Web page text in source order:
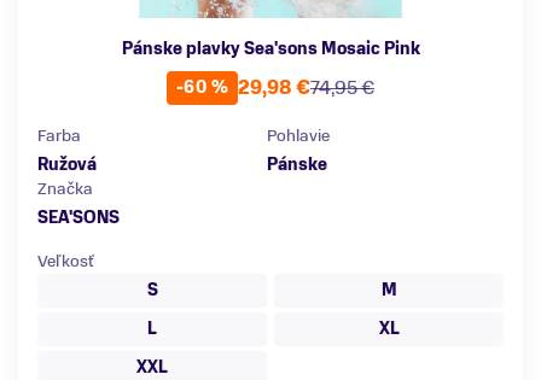
Pánske plavky Sea'sons Mosaic Pink
-60 %
74,95 €
29,98 €
Farba
Ružová
Pohlavie
Pánske
Značka
SEA'SONS
Veľkosť
S
M
L
XL
XXL